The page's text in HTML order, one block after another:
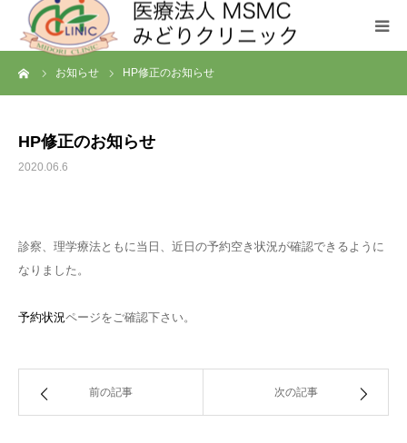
お知らせ HP修正のお知らせ
HP修正のお知らせ
2020.06.6
診察、理学療法ともに当日、近日の予約空き状況が確認できるように
なりました。
予約状況ページをご確認下さい。
前の記事 次の記事
クリニックについて